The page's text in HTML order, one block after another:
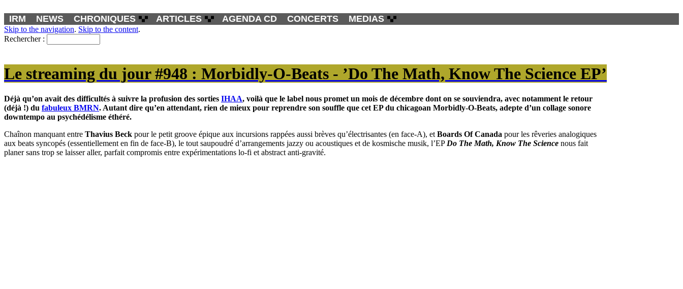
IRM NEWS CHRONIQUES ARTICLES AGENDA CD CONCERTS MEDIAS
Skip to the navigation. Skip to the content.
Rechercher :
Le streaming du jour #948 : Morbidly-O-Beats - ’Do The Math, Know The Science EP’
Déjà qu’on avait des difficultés à suivre la profusion des sorties IHAA, voilà que le label nous promet un mois de décembre dont on se souviendra, avec notamment le retour
(déjà !) du fabuleux BMRN. Autant dire qu’en attendant, rien de mieux pour reprendre son souffle que cet EP du chicagoan Morbidly-O-Beats, adepte d’un collage sonore
downtempo au psychédélisme éthéré.
Chaînon manquant entre Thavius Beck pour le petit groove épique aux incursions rappées aussi brèves qu’électrisantes (en face-A), et Boards Of Canada pour les rêveries analogiques
aux beats syncopés (essentiellement en fin de face-B), le tout saupoudré d’arrangements jazzy ou acoustiques et de kosmische musik, l’EP Do The Math, Know The Science nous fait
planer sans trop se laisser aller, parfait compromis entre expérimentations lo-fi et abstract anti-gravité.